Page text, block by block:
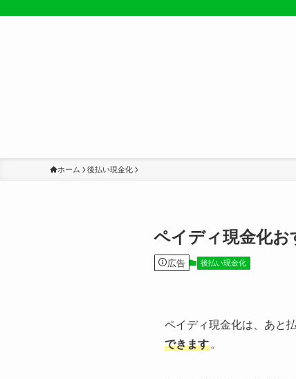
ホーム 後払い現金化
ペイディ現金化お
広告 後払い現金化
ペイディ現金化は、あと
できます 。